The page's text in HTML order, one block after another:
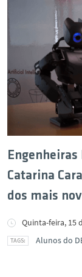
Engenheiras
Catarina
dos mais
Quinta-feira, 15
Alunos do